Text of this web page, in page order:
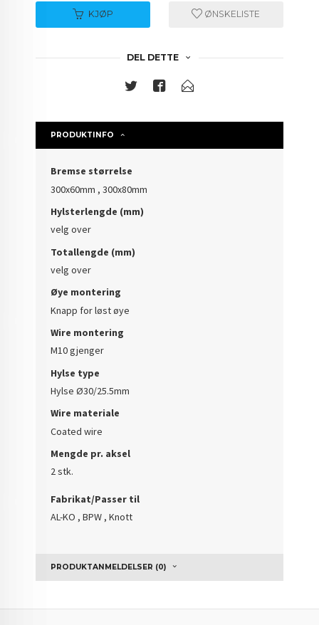
KJØP ØNSKELISTE
DEL DETTE
PRODUKTINFO
Bremse størrelse
300x60mm , 300x80mm
Hylsterlengde (mm)
velg over
Totallengde (mm)
velg over
Øye montering
Knapp for løst øye
Wire montering
M10 gjenger
Hylse type
Hylse Ø30/25.5mm
Wire materiale
Coated wire
Mengde pr. aksel
2 stk.
Fabrikat/Passer til
AL-KO , BPW , Knott
PRODUKTANMELDELSER (0)